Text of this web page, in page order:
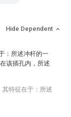
Hide Dependent
：所述冲杆的一
该插孔内，所述
其特征在于：所述